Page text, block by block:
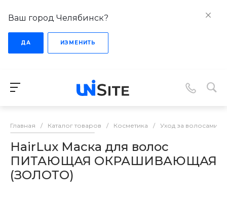
Ваш город Челябинск?
ДА ИЗМЕНИТЬ
Главная / Каталог товаров / Косметика / Уход за волосами
HairLux Маска для волос
ПИТАЮЩАЯ ОКРАШИВАЮЩАЯ
(ЗОЛОТО)